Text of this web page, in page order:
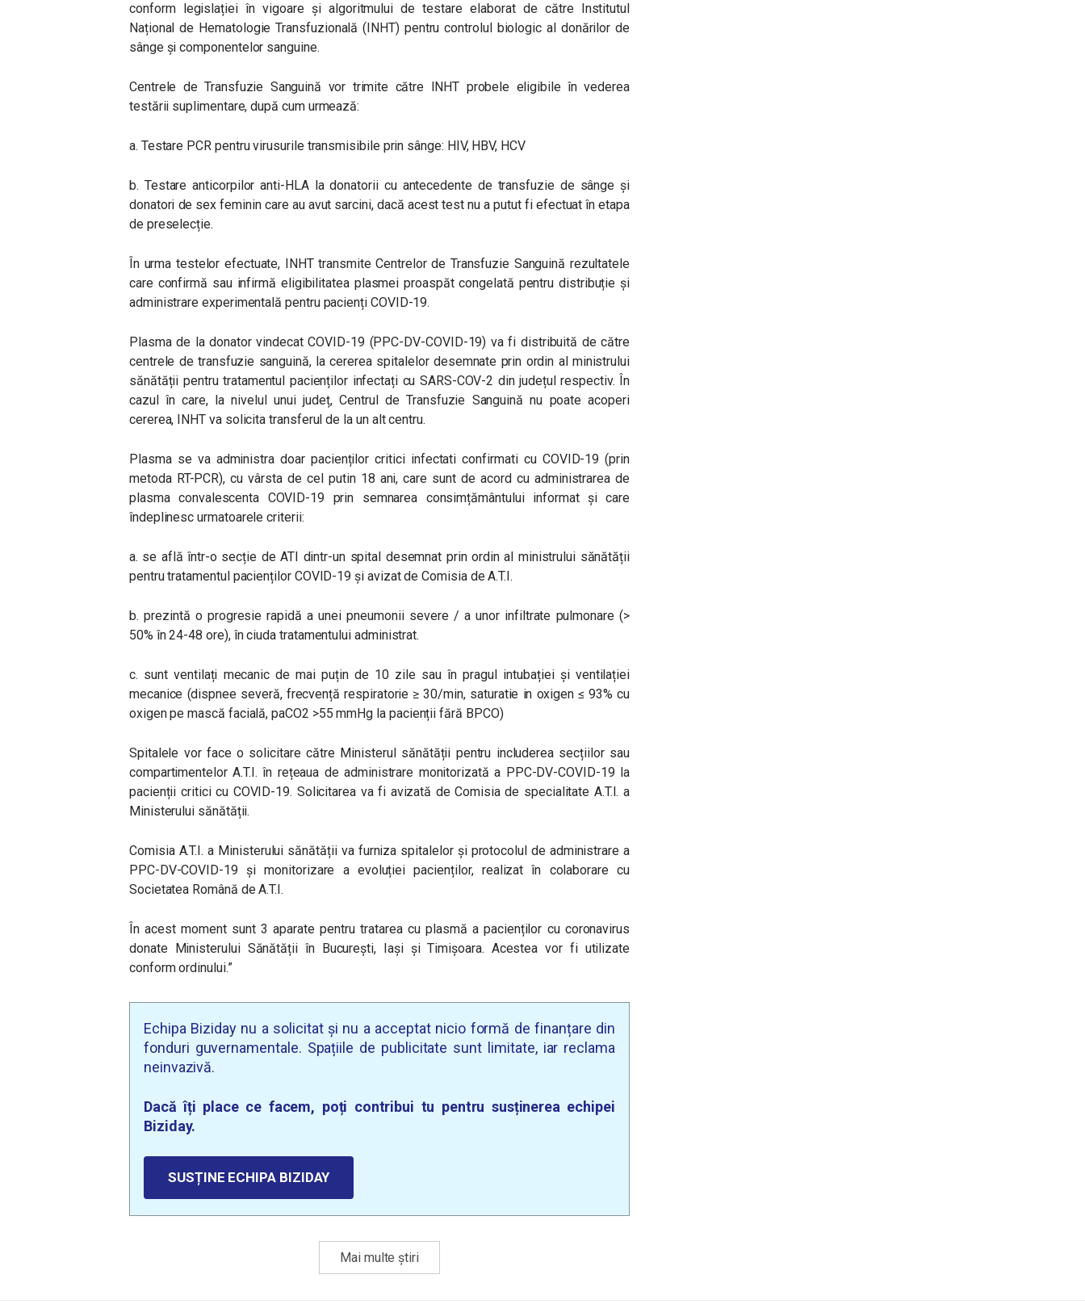
conform legislației în vigoare și algoritmului de testare elaborat de către Institutul
Național de Hematologie Transfuzională (INHT) pentru controlul biologic al donărilor de
sânge și componentelor sanguine.
Centrele de Transfuzie Sanguină vor trimite către INHT probele eligibile în vederea
testării suplimentare, după cum urmează:
a. Testare PCR pentru virusurile transmisibile prin sânge: HIV, HBV, HCV
b. Testare anticorpilor anti-HLA la donatorii cu antecedente de transfuzie de sânge și
donatori de sex feminin care au avut sarcini, dacă acest test nu a putut fi efectuat în etapa
de preselecție.
În urma testelor efectuate, INHT transmite Centrelor de Transfuzie Sanguină rezultatele
care confirmă sau infirmă eligibilitatea plasmei proaspăt congelată pentru distribuție și
administrare experimentală pentru pacienți COVID-19.
Plasma de la donator vindecat COVID-19 (PPC-DV-COVID-19) va fi distribuită de către
centrele de transfuzie sanguină, la cererea spitalelor desemnate prin ordin al ministrului
sănătății pentru tratamentul pacienților infectați cu SARS-COV-2 din județul respectiv. În
cazul în care, la nivelul unui județ, Centrul de Transfuzie Sanguină nu poate acoperi
cererea, INHT va solicita transferul de la un alt centru.
Plasma se va administra doar pacienților critici infectati confirmati cu COVID-19 (prin
metoda RT-PCR), cu vârsta de cel putin 18 ani, care sunt de acord cu administrarea de
plasma convalescenta COVID-19 prin semnarea consimțământului informat și care
îndeplinesc urmatoarele criterii:
a. se află într-o secție de ATI dintr-un spital desemnat prin ordin al ministrului sănătății
pentru tratamentul pacienților COVID-19 și avizat de Comisia de A.T.I.
b. prezintă o progresie rapidă a unei pneumonii severe / a unor infiltrate pulmonare (>
50% în 24-48 ore), în ciuda tratamentului administrat.
c. sunt ventilați mecanic de mai puțin de 10 zile sau în pragul intubației și ventilației
mecanice (dispnee severă, frecvență respiratorie ≥ 30/min, saturatie in oxigen ≤ 93% cu
oxigen pe mască facială, paCO2 >55 mmHg la pacienții fără BPCO)
Spitalele vor face o solicitare către Ministerul sănătății pentru includerea secțiilor sau
compartimentelor A.T.I. în rețeaua de administrare monitorizată a PPC-DV-COVID-19 la
pacienții critici cu COVID-19. Solicitarea va fi avizată de Comisia de specialitate A.T.I. a
Ministerului sănătății.
Comisia A.T.I. a Ministerului sănătății va furniza spitalelor și protocolul de administrare a
PPC-DV-COVID-19 și monitorizare a evoluției pacienților, realizat în colaborare cu
Societatea Română de A.T.I.
În acest moment sunt 3 aparate pentru tratarea cu plasmă a pacienților cu coronavirus
donate Ministerului Sănătății în București, Iași și Timișoara. Acestea vor fi utilizate
conform ordinului.”
Echipa Biziday nu a solicitat și nu a acceptat nicio formă de finanțare din
fonduri guvernamentale. Spațiile de publicitate sunt limitate, iar reclama
neinvazivă.
Dacă îți place ce facem, poți contribui tu pentru susținerea echipei
Biziday.
SUSȚINE ECHIPA BIZIDAY
Mai multe știri